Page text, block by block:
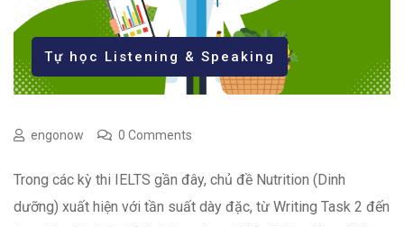
Tự học Listening & Speaking
engonow 0 Comments
Trong các kỳ thi IELTS gần đây, chủ đề Nutrition (Dinh
dưỡng) xuất hiện với tần suất dày đặc, từ Writing Task 2 đến